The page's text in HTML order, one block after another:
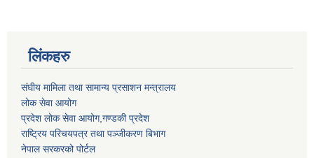
लिंकहरु
संघीय मामिला तथा सामान्य प्रसाशन मन्त्रालय
लोक सेवा आयोग
प्रदेश लोक सेवा आयोग,गण्डकी प्रदेश
राष्ट्रिय परिचयपत्र तथा पञ्जीकरण बिभाग
नेपाल सरकरको पोर्टल